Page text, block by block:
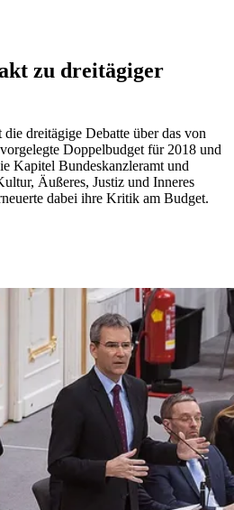
zu dreitägiger
dreitägige Debatte über das von
Doppelbudget für 2018 und
Kapitel Bundeskanzleramt und
Äußeres, Justiz und Inneres
dabei ihre Kritik am Budget.